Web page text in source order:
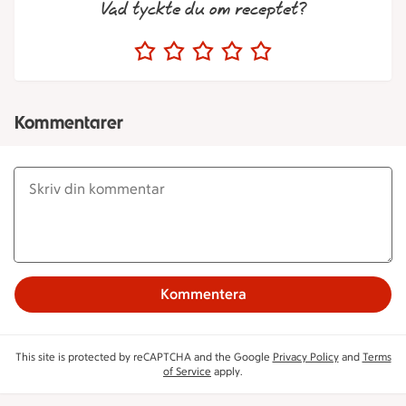
Vad tyckte du om receptet?
Kommentarer
Kommentera
This site is protected by reCAPTCHA and the Google Privacy Policyand Terms
of Service apply.